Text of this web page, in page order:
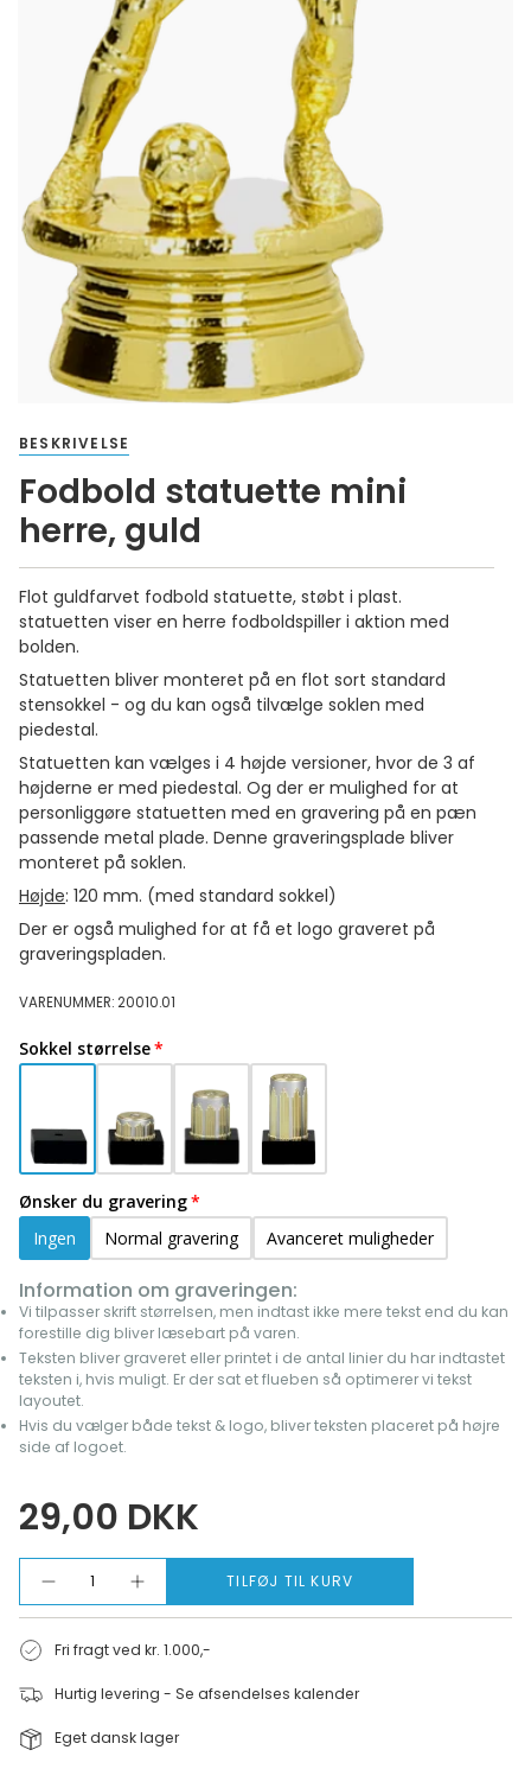
BESKRIVELSE
Fodbold statuette mini
herre, guld
Flot guldfarvet fodbold statuette, støbt i plast.
statuetten viser en herre fodboldspiller i aktion med
bolden.
Statuetten bliver monteret på en flot sort standard
stensokkel - og du kan også tilvælge soklen med
piedestal.
Statuetten kan vælges i 4 højde versioner, hvor de 3 af
højderne er med piedestal. Og der er mulighed for at
personliggøre statuetten med en gravering på en pæn
passende metal plade. Denne graveringsplade bliver
monteret på soklen.
Højde: 120 mm. (med standard sokkel)
Der er også mulighed for at få et logo graveret på
graveringspladen.
VARENUMMER: 20010.01
Sokkel størrelse
Ønsker du gravering
Ingen
Normal gravering Avanceret muligheder
Information om graveringen:
Vi tilpasser skrift størrelsen, men indtast ikke mere tekst end du kan
forestille dig bliver læsebart på varen.
Teksten bliver graveret eller printet i de antal linier du har indtastet
teksten i, hvis muligt. Er der sat et flueben så optimerer vi tekst
layoutet.
Hvis du vælger både tekst & logo, bliver teksten placeret på højre
side af logoet.
29,00 DKK
TILFØJ TIL KURV
Fri fragt ved kr. 1.000,-
Hurtig levering - Se afsendelses kalender
Eget dansk lager